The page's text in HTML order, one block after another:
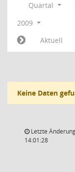
Quartal
2009
Aktuell
Keine Daten
Letzte
14:01:28